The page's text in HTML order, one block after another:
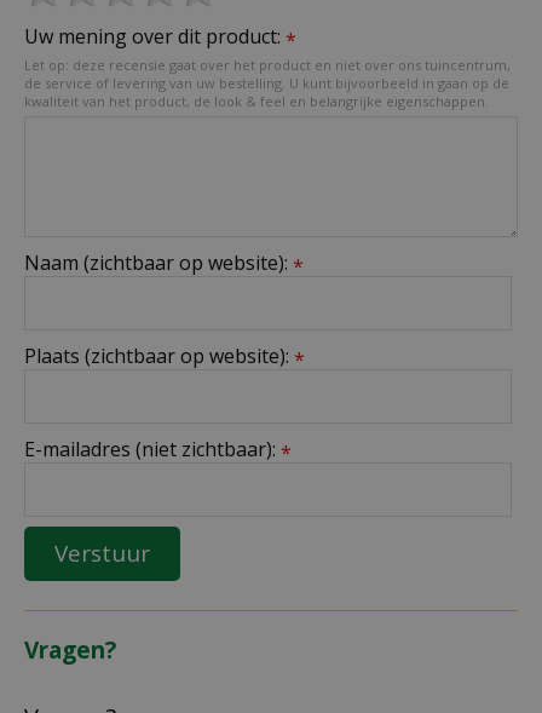
Uw mening over dit product: *
Let op: deze recensie gaat over het product en niet over ons tuincentrum,
de service of levering van uw bestelling. U kunt bijvoorbeeld in gaan op de
kwaliteit van het product, de look & feel en belangrijke eigenschappen.
Naam (zichtbaar op website): *
Plaats (zichtbaar op website): *
E-mailadres (niet zichtbaar): *
Vragen?